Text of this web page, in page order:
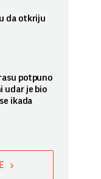
da otkriju
potpuno
udar je bio
ikada